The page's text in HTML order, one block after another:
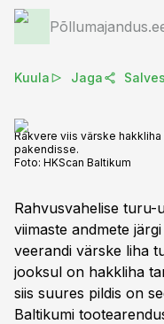
Kuula Jaga
Rakvere viis värske
pakendisse.
Foto: HKScan Baltikum
Rahvusvahelise turu-
viimaste andmete
veerandi värske liha
jooksul on hakkliha
siis suures pildis on
Baltikumi